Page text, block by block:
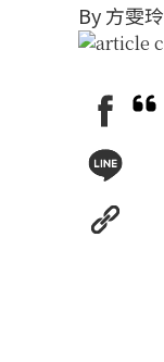
By方雯玲